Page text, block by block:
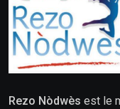
Rezo Nòdwès est le